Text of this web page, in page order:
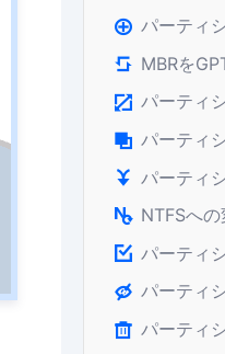
 パーティ
 MBRを
 パーティ
 パーティ
 パーティ
 NTFSへの
 パーティ
 パーティ
 パーティ